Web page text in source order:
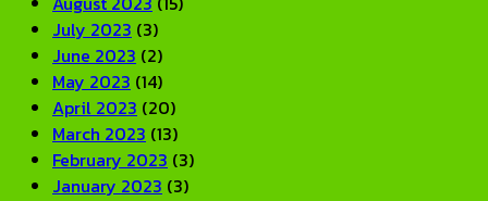
July 2023 (3)
June 2023 (2)
May 2023 (14)
April 2023 (20)
March 2023 (13)
February 2023 (3)
January 2023 (3)